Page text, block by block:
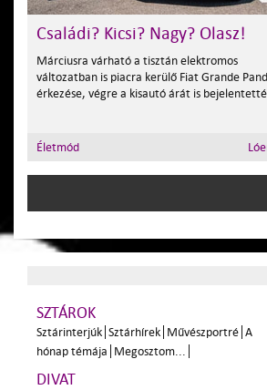
Családi? Kicsi? Nagy? Olasz!
Márciusra várható a tisztán elektromos
változatban is piacra kerülő Fiat Grande
érkezése, végre a kisautó árát is
Életmód
SZTÁROK
Sztárinterjúk Sztárhírek Művészportré A
hónap témája Megosztom...
DIVAT